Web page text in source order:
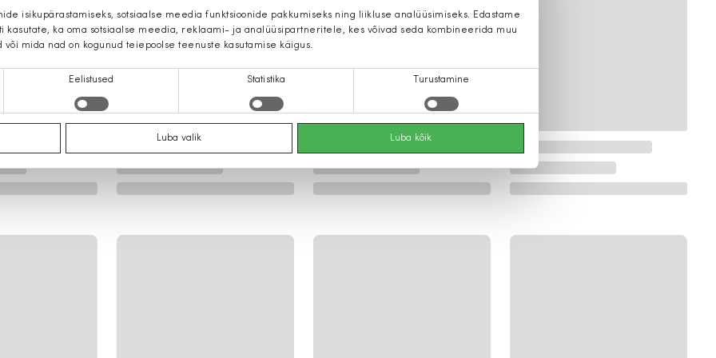
isikupärastamiseks, sotsiaalse meedia funktsioonide pakkumiseks ning liikluse analüüsimiseks. Edastame
kasutate, ka oma sotsiaalse meedia, reklaami- ja analüüsipartneritele, kes võivad seda kombineerida muu
mida nad on kogunud teiepoolse teenuste kasutamise käigus.
Eelistused Statistika Turustamine
Luba valik Luba kõik